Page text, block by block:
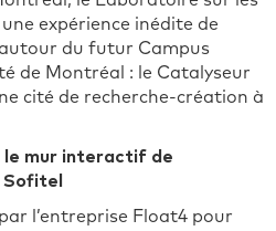
expérience inédite de
du futur Campus
de Montréal : le Catalyseur
cité de recherche-création à
le mur interactif de
Sofitel
l’entreprise Float4 pour